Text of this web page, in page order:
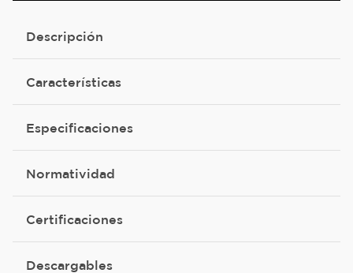
Descripción
Características
Especificaciones
Normatividad
Certificaciones
Descargables